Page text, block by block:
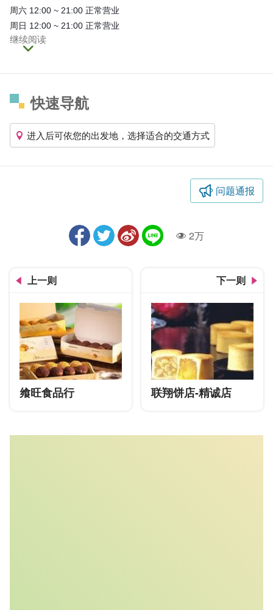
周六 12:00 ~ 21:00 正常营业
周日 12:00 ~ 21:00 正常营业
继续阅读
快速导航
进入后可依您的出发地，选择适合的交通方式
问题通报
人气2万
上一则
飨旺食品行
下一则
联翔饼店-精诚店